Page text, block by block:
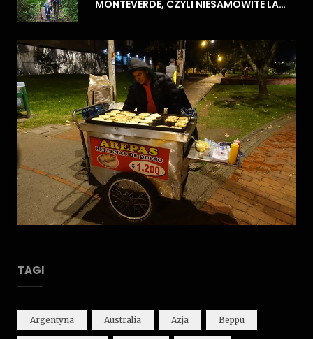
MONTEVERDE, CZYLI NIESAMOWITE LASY CHMUROWE
TAGI
Argentyna Australia Azja Beppu